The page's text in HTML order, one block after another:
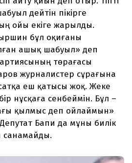
дейтін пікірге
ойы екіге жарылды.
бұл оқиғаны
ашық шабуыл» деп
төрағасы
журналистер сұрағына
еш қатысы жоқ. Жеке
нұсқаға сенбеймін. Бұл –
қылмыс деп ойлаймын»
Бапи да мұны билік
санамайды.